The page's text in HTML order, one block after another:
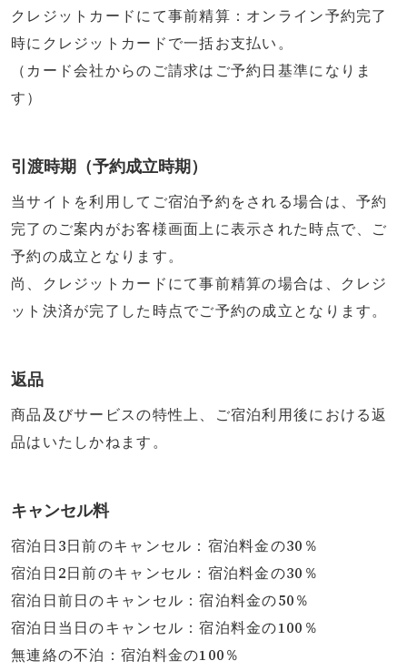
クレジットカードにて事前精算：オンライン予約完了
時にクレジットカードで一括お支払い。
（カード会社からのご請求はご予約日基準になりま
す）
引渡時期（予約成立時期）
当サイトを利用してご宿泊予約をされる場合は、予約
完了のご案内がお客様画面上に表示された時点で、ご
予約の成立となります。
尚、クレジットカードにて事前精算の場合は、クレジ
ット決済が完了した時点でご予約の成立となります。
返品
商品及びサービスの特性上、ご宿泊利用後における返
品はいたしかねます。
キャンセル料
宿泊日3日前のキャンセル：宿泊料金の30％
宿泊日2日前のキャンセル：宿泊料金の30％
宿泊日前日のキャンセル：宿泊料金の50％
宿泊日当日のキャンセル：宿泊料金の100％
無連絡の不泊：宿泊料金の100％